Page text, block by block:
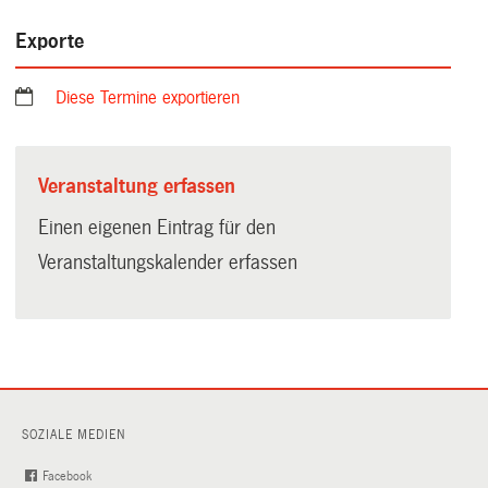
Exporte
Diese Termine exportieren
Veranstaltung erfassen
Einen eigenen Eintrag für den
Veranstaltungskalender erfassen
SOZIALE MEDIEN
Facebook